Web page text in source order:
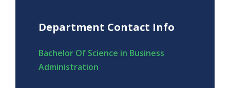
Department Contact Info
Bachelor Of Science in Business
Administration